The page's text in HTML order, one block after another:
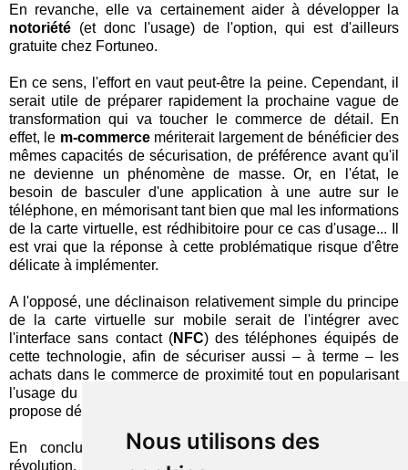
Nous utilisons des
En revanche, elle va certainement aider à développer la
notoriété (et donc l'usage) de l'option, qui est d'ailleurs
gratuite chez Fortuneo.
En ce sens, l'effort en vaut peut-être la peine. Cependant, il
serait utile de préparer rapidement la prochaine vague de
transformation qui va toucher le commerce de détail. En
effet, le m-commerce mériterait largement de bénéficier des
mêmes capacités de sécurisation, de préférence avant qu'il
ne devienne un phénomène de masse. Or, en l'état, le
besoin de basculer d'une application à une autre sur le
téléphone, en mémorisant tant bien que mal les informations
de la carte virtuelle, est rédhibitoire pour ce cas d'usage... Il
est vrai que la réponse à cette problématique risque d'être
délicate à implémenter.
A l'opposé, une déclinaison relativement simple du principe
de la carte virtuelle sur mobile serait de l'intégrer avec
l'interface sans contact (NFC) des téléphones équipés de
cette technologie, afin de sécuriser aussi – à terme – les
achats dans le commerce de proximité tout en popularisant
l'usage du mobile pour le paiement, exactement comme le
propose désormais
En conclusion, l'idée de Fortuneo n'apporte pas de
révolution, à ce stade, mais elle suggère des